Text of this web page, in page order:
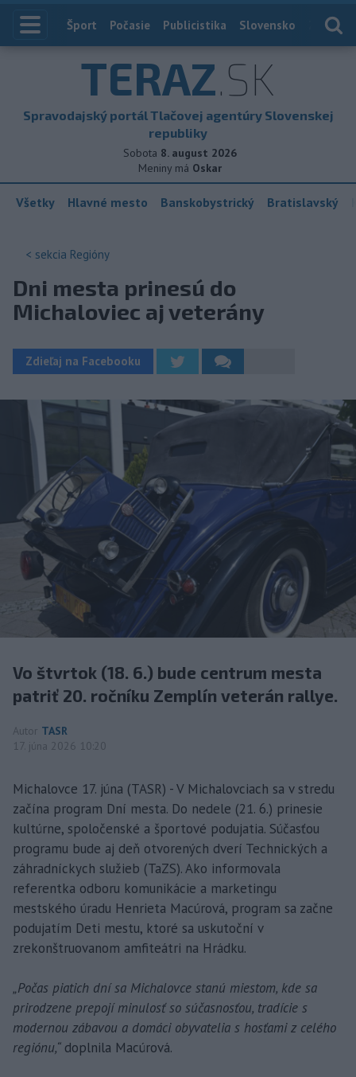
Index
Šport Počasie Publicistika Slovensko
TERAZ.SK
Spravodajský portál Tlačovej agentúry Slovenskej
republiky
Sobota 8. august 2026
Meniny má Oskar
Všetky Hlavné mesto Banskobystrický Bratislavský
< sekcia Regióny
Dni mesta prinesú do
Michaloviec aj veterány
Zdieľaj na Facebooku
Vo štvrtok (18. 6.) bude centrum mesta
patriť 20. ročníku Zemplín veterán rallye.
Autor TASR
17. júna 2026 10:20
Michalovce 17. júna (TASR) - V Michalovciach sa v stredu
začína program Dní mesta. Do nedele (21. 6.) prinesie
kultúrne, spoločenské a športové podujatia. Súčasťou
programu bude aj deň otvorených dverí Technických a
záhradníckych služieb (TaZS). Ako informovala
referentka odboru komunikácie a marketingu
mestského úradu Henrieta Macúrová, program sa začne
podujatím Deti mestu, ktoré sa uskutoční v
zrekonštruovanom amfiteátri na Hrádku.
„Počas piatich dní sa Michalovce stanú miestom, kde sa
prirodzene prepojí minulosť so súčasnosťou, tradície s
modernou zábavou a domáci obyvatelia s hosťami z celého
regiónu,“ doplnila Macúrová.